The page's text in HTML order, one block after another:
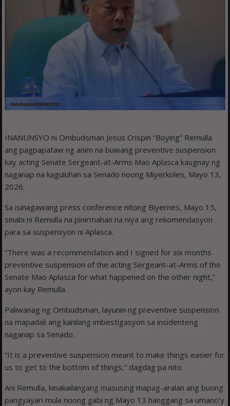
INANUNSYO ni Ombudsman Jesus Crispin “Boying” Remulla
ang pagpapataw ng anim na buwang preventive suspension
kay acting Senate Sergeant-at-Arms Mao Aplasca kaugnay ng
naganap na kaguluhan sa Senado noong Miyerkoles, Mayo 13,
2026.
Sa isinagawang press conference nitong Biyernes, Mayo 15,
sinabi ni Remulla na pinirmahan na niya ang rekomendasyon
para sa suspensyon ni Aplasca.
“There was a recommendation and I signed for six months
preventive suspension of the acting Sergeant-at-Arms of the
Senate Mao Aplasca for what happened on the other night,”
ayon kay Remulla.
Paliwanag ng Ombudsman, layunin ng preventive suspension
na mapadali ang kanilang imbestigasyon sa insidenteng
naganap sa Senado.
“It is a preventive suspension meant to make things easier for
us to get to the bottom of things,” dagdag pa nito.
Ani Remulla, kinakailangang masusing mapag-aralan ang buong
pangyayari mula noong gabi ng Mayo 13 hanggang sa umano’y